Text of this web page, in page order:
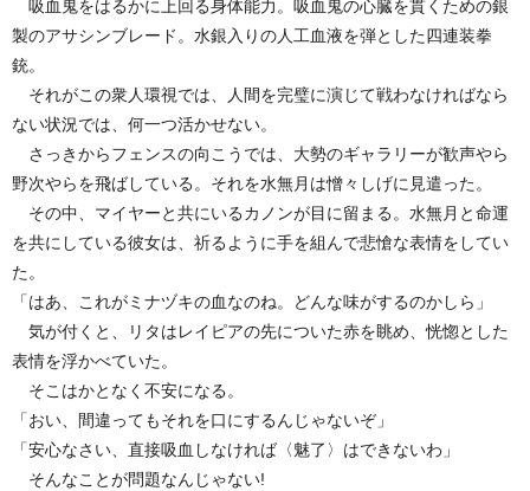
吸血鬼をはるかに上回る身体能力。吸血鬼の心臓を貫くための銀
製のアサシンブレード。水銀入りの人工血液を弾とした四連装拳
銃。
それがこの衆人環視では、人間を完璧に演じて戦わなければなら
ない状況では、何一つ活かせない。
さっきからフェンスの向こうでは、大勢のギャラリーが歓声やら
野次やらを飛ばしている。それを水無月は憎々しげに見遣った。
その中、マイヤーと共にいるカノンが目に留まる。水無月と命運
を共にしている彼女は、祈るように手を組んで悲愴な表情をしてい
た。
「はあ、これがミナヅキの血なのね。どんな味がするのかしら」
気が付くと、リタはレイピアの先についた赤を眺め、恍惚とした
表情を浮かべていた。
そこはかとなく不安になる。
「おい、間違ってもそれを口にするんじゃないぞ」
「安心なさい、直接吸血しなければ〈魅了〉はできないわ」
そんなことが問題なんじゃない!